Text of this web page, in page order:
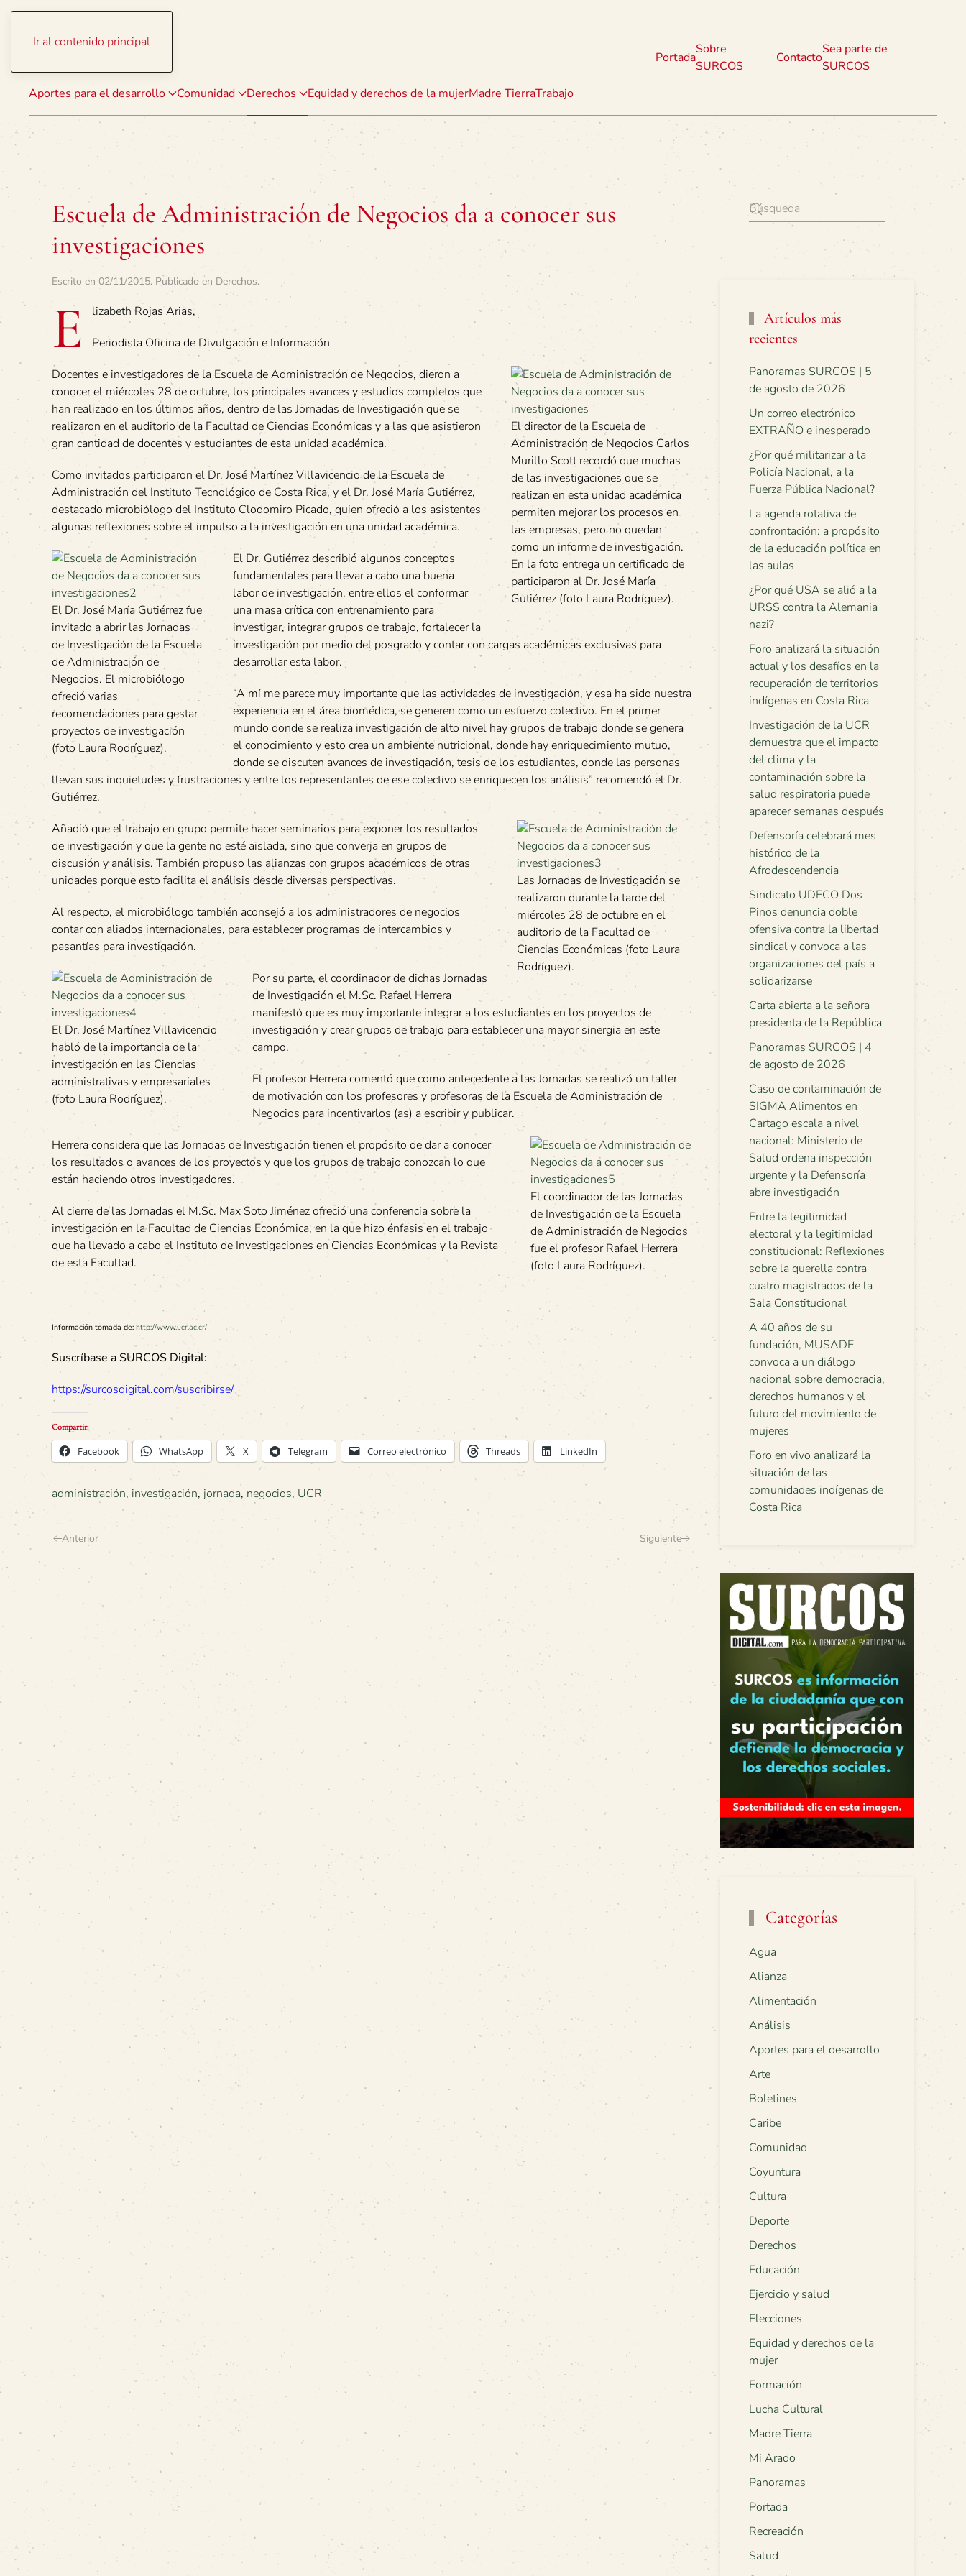
Ir al contenido principal
Aportes para el desarrollo Comunidad Derechos Equidad y derechos de la mujerMadre TierraTrabajo
Portada
Sobre
SURCOS
Contacto
Sea parte de
SURCOS
Escuela de Administración de Negocios da a conocer sus
investigaciones
Escrito en 02/11/2015. Publicado en Derechos.
E
lizabeth Rojas Arias,
Periodista Oficina de Divulgación e Información
El director de la Escuela de
Administración de Negocios Carlos
Murillo Scott recordó que muchas
de las investigaciones que se
realizan en esta unidad académica
permiten mejorar los procesos en
las empresas, pero no quedan
como un informe de investigación.
En la foto entrega un certificado de
participaron al Dr. José María
Gutiérrez (foto Laura Rodríguez).
Docentes e investigadores de la Escuela de Administración de Negocios, dieron a
conocer el miércoles 28 de octubre, los principales avances y estudios completos que
han realizado en los últimos años, dentro de las Jornadas de Investigación que se
realizaron en el auditorio de la Facultad de Ciencias Económicas y a las que asistieron
gran cantidad de docentes y estudiantes de esta unidad académica.
Como invitados participaron el Dr. José Martínez Villavicencio de la Escuela de
Administración del Instituto Tecnológico de Costa Rica, y el Dr. José María Gutiérrez,
destacado microbiólogo del Instituto Clodomiro Picado, quien ofreció a los asistentes
algunas reflexiones sobre el impulso a la investigación en una unidad académica.
El Dr. José María Gutiérrez fue
invitado a abrir las Jornadas
de Investigación de la Escuela
de Administración de
Negocios. El microbiólogo
ofreció varias
recomendaciones para gestar
proyectos de investigación
(foto Laura Rodríguez).
El Dr. Gutiérrez describió algunos conceptos
fundamentales para llevar a cabo una buena
labor de investigación, entre ellos el conformar
una masa crítica con entrenamiento para
investigar, integrar grupos de trabajo, fortalecer la
investigación por medio del posgrado y contar con cargas académicas exclusivas para
desarrollar esta labor.
“A mí me parece muy importante que las actividades de investigación, y esa ha sido nuestra
experiencia en el área biomédica, se generen como un esfuerzo colectivo. En el primer
mundo donde se realiza investigación de alto nivel hay grupos de trabajo donde se genera
el conocimiento y esto crea un ambiente nutricional, donde hay enriquecimiento mutuo,
donde se discuten avances de investigación, tesis de los estudiantes, donde las personas
llevan sus inquietudes y frustraciones y entre los representantes de ese colectivo se enriquecen los análisis” recomendó el Dr.
Gutiérrez.
Las Jornadas de Investigación se
realizaron durante la tarde del
miércoles 28 de octubre en el
auditorio de la Facultad de
Ciencias Económicas (foto Laura
Rodríguez).
Añadió que el trabajo en grupo permite hacer seminarios para exponer los resultados
de investigación y que la gente no esté aislada, sino que converja en grupos de
discusión y análisis. También propuso las alianzas con grupos académicos de otras
unidades porque esto facilita el análisis desde diversas perspectivas.
Al respecto, el microbiólogo también aconsejó a los administradores de negocios
contar con aliados internacionales, para establecer programas de intercambios y
pasantías para investigación.
El Dr. José Martínez Villavicencio
habló de la importancia de la
investigación en las Ciencias
administrativas y empresariales
(foto Laura Rodríguez).
Por su parte, el coordinador de dichas Jornadas
de Investigación el M.Sc. Rafael Herrera
manifestó que es muy importante integrar a los estudiantes en los proyectos de
investigación y crear grupos de trabajo para establecer una mayor sinergia en este
campo.
El profesor Herrera comentó que como antecedente a las Jornadas se realizó un taller
de motivación con los profesores y profesoras de la Escuela de Administración de
Negocios para incentivarlos (as) a escribir y publicar.
El coordinador de las Jornadas
de Investigación de la Escuela
de Administración de Negocios
fue el profesor Rafael Herrera
(foto Laura Rodríguez).
Herrera considera que las Jornadas de Investigación tienen el propósito de dar a conocer
los resultados o avances de los proyectos y que los grupos de trabajo conozcan lo que
están haciendo otros investigadores.
Al cierre de las Jornadas el M.Sc. Max Soto Jiménez ofreció una conferencia sobre la
investigación en la Facultad de Ciencias Económica, en la que hizo énfasis en el trabajo
que ha llevado a cabo el Instituto de Investigaciones en Ciencias Económicas y la Revista
de esta Facultad.
Información tomada de: http://www.ucr.ac.cr/
Suscríbase a SURCOS Digital:
https://surcosdigital.com/suscribirse/
Compartir:
Facebook WhatsApp X Telegram Correo electrónico Threads LinkedIn
administración, investigación, jornada, negocios, UCR
Anterior Siguiente
Artículos más
recientes
Panoramas SURCOS | 5
de agosto de 2026
Un correo electrónico
EXTRAÑO e inesperado
¿Por qué militarizar a la
Policía Nacional, a la
Fuerza Pública Nacional?
La agenda rotativa de
confrontación: a propósito
de la educación política en
las aulas
¿Por qué USA se alió a la
URSS contra la Alemania
nazi?
Foro analizará la situación
actual y los desafíos en la
recuperación de territorios
indígenas en Costa Rica
Investigación de la UCR
demuestra que el impacto
del clima y la
contaminación sobre la
salud respiratoria puede
aparecer semanas después
Defensoría celebrará mes
histórico de la
Afrodescendencia
Sindicato UDECO Dos
Pinos denuncia doble
ofensiva contra la libertad
sindical y convoca a las
organizaciones del país a
solidarizarse
Carta abierta a la señora
presidenta de la República
Panoramas SURCOS | 4
de agosto de 2026
Caso de contaminación de
SIGMA Alimentos en
Cartago escala a nivel
nacional: Ministerio de
Salud ordena inspección
urgente y la Defensoría
abre investigación
Entre la legitimidad
electoral y la legitimidad
constitucional: Reflexiones
sobre la querella contra
cuatro magistrados de la
Sala Constitucional
A 40 años de su
fundación, MUSADE
convoca a un diálogo
nacional sobre democracia,
derechos humanos y el
futuro del movimiento de
mujeres
Foro en vivo analizará la
situación de las
comunidades indígenas de
Costa Rica
Categorías
Agua
Alianza
Alimentación
Análisis
Aportes para el desarrollo
Arte
Boletines
Caribe
Comunidad
Coyuntura
Cultura
Deporte
Derechos
Educación
Ejercicio y salud
Elecciones
Equidad y derechos de la
mujer
Formación
Lucha Cultural
Madre Tierra
Mi Arado
Panoramas
Portada
Recreación
Salud